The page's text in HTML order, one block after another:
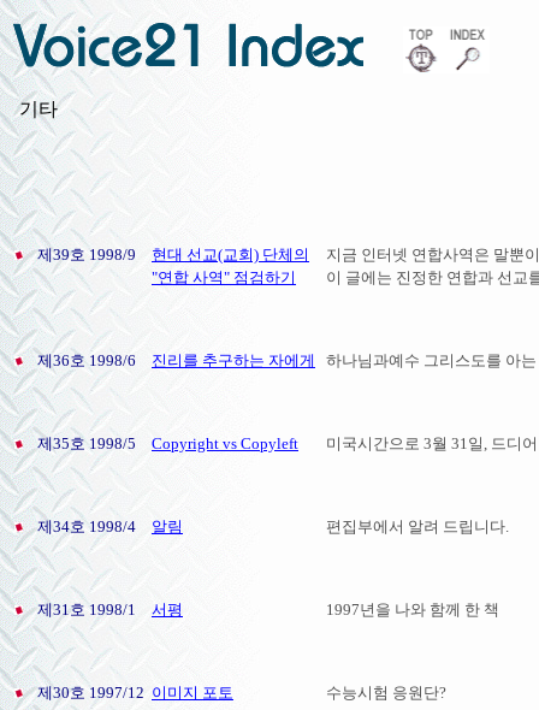
기타
제39호 1998/9
현대 선교(교회) 단체의
"연합 사역" 점검하기
지금 인터넷 연합사역은 말뿐
이 글에는 진정한 연합과 선교
제36호 1998/6 진리를 추구하는 자에게 하나님과예수 그리스도를 아
제35호 1998/5 Copyright vs Copyleft 미국시간으로 3월 31일, 드디
제34호 1998/4 알림 편집부에서 알려 드립니다.
제31호 1998/1 서평 1997년을 나와 함께 한 책
제30호 1997/12 이미지 포토 수능시험 응원단?